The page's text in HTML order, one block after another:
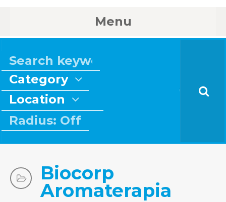
Menu
Category
Location
Radius: Off
Biocorp
Aromaterapia